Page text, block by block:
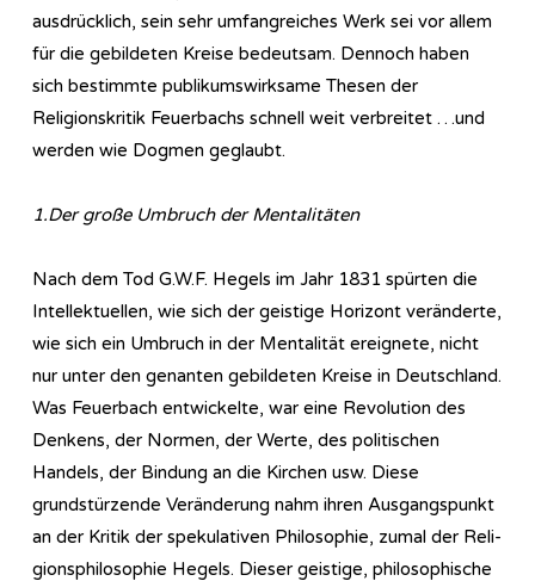
ausdrücklich, sein sehr umfangreiches Werk sei vor allem
für die gebildeten Kreise bedeutsam. Dennoch haben
sich bestimmte publikumswirksame Thesen der
Religionskritik Feuerbachs schnell weit verbreitet …und
werden wie Dogmen geglaubt.
1.Der große Umbruch der Mentalitäten
Nach dem Tod G.W.F. Hegels im Jahr 1831 spürten die
Intellektuellen, wie sich der geistige Horizont veränderte,
wie sich ein Umbruch in der Mentalität ereignete, nicht
nur unter den genanten gebildeten Kreise in Deutschland.
Was Feuerbach entwickelte, war eine Revolution des
Denkens, der Normen, der Werte, des politischen
Handels, der Bindung an die Kirchen usw. Diese
grundstürzende Veränderung nahm ihren Ausgangspunkt
an der Kritik der spekulativen Philosophie, zumal der Re­li­
gi­ons­phi­lo­so­phie Hegels. Dieser geistige, philosophische